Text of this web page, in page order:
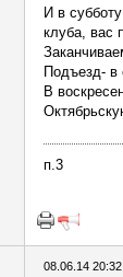
И в
клуба, вас
Подъезд- в
В
п.3
08.06.14 20:32